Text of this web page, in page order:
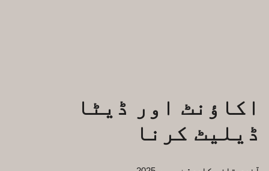
اکاؤنٹ اور ڈیٹا
ڈیلیٹ کرنا